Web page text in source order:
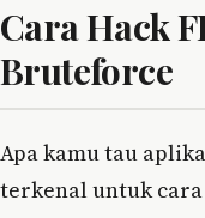
Cara Hack
Bruteforce
Apa kamu tau
terkenal untuk cara